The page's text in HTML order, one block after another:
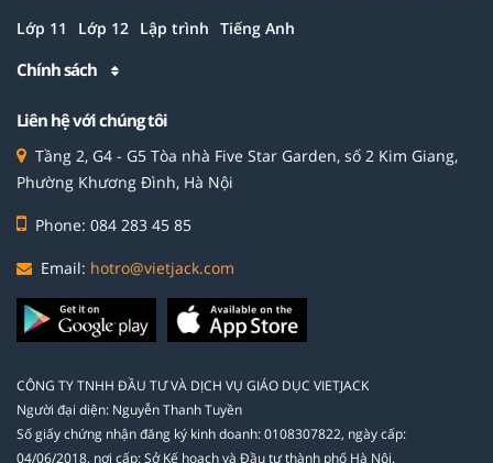
Lớp 11 Lớp 12 Lập trình Tiếng Anh
Chính sách
Liên hệ với chúng tôi
Tầng 2, G4 - G5 Tòa nhà Five Star Garden, số 2 Kim Giang,
Phường Khương Đình, Hà Nội
Phone: 084 283 45 85
Email: hotro@vietjack.com
CÔNG TY TNHH ĐẦU TƯ VÀ DỊCH VỤ GIÁO DỤC VIETJACK
Người đại diện: Nguyễn Thanh Tuyền
Số giấy chứng nhận đăng ký kinh doanh: 0108307822, ngày cấp:
04/06/2018, nơi cấp: Sở Kế hoạch và Đầu tư thành phố Hà Nội.